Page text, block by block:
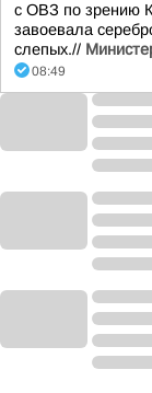
с ОВЗ по зрению
завоевала
слепых.//
08:49